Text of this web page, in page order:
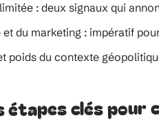
: deux signaux qui
et du marketing : impératif
poids du contexte
étapes clés pour